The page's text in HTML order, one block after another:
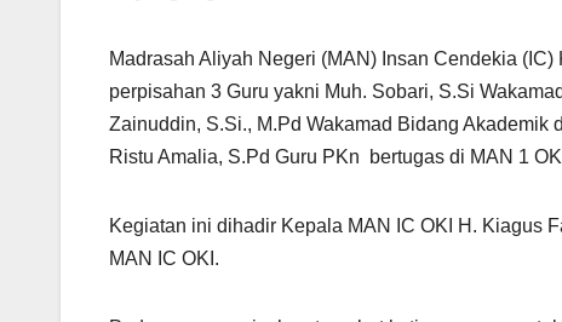
Madrasah Aliyah Negeri (MAN) Insan Cendekia
perpisahan 3 Guru yakni Muh. Sobari, S.Si
Zainuddin, S.Si., M.Pd Wakamad Bidang
Ristu Amalia, S.Pd Guru PKn bertugas di MAN 1
Kegiatan ini dihadir Kepala MAN IC OKI H. Kiagus
MAN IC OKI.